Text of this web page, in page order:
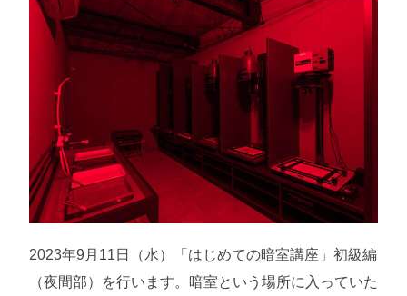
2023年9月11日（水）「はじめての暗室講座」初級編
（夜間部）を行います。暗室という場所に入っていた